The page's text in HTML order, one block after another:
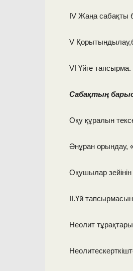
IV Жаңа сабақты
V
VI Үйге тапсырма.
Сабақтың
Оқу құралын
Әнұран орындау,
Оқушылар
ІІ.Үй
Неолит